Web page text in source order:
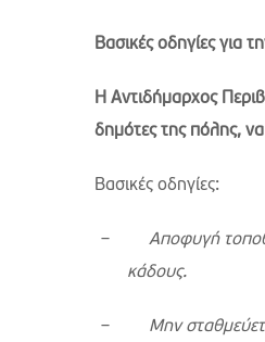
Βασικές οδηγίες για
Η Αντιδήμαρχος
δημότες της πόλης,
Βασικές οδηγίες:
– Αποφυγή
κάδους.
– Μην